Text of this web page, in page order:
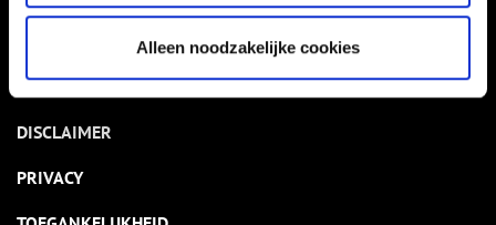
Alleen noodzakelijke cookies
NIEUWSBRIEF
DISCLAIMER
PRIVACY